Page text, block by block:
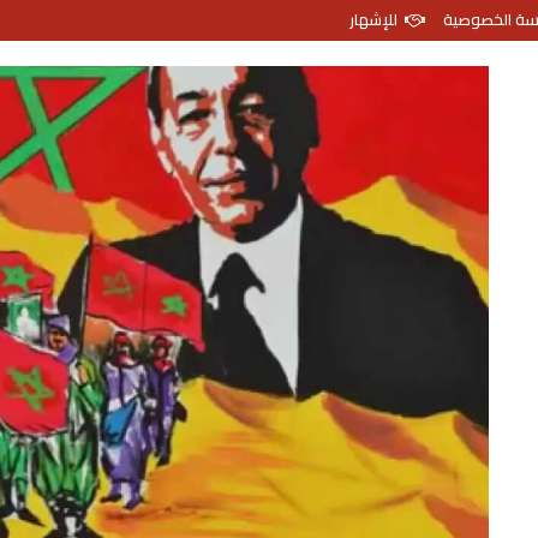
الخصوصية للإشهار